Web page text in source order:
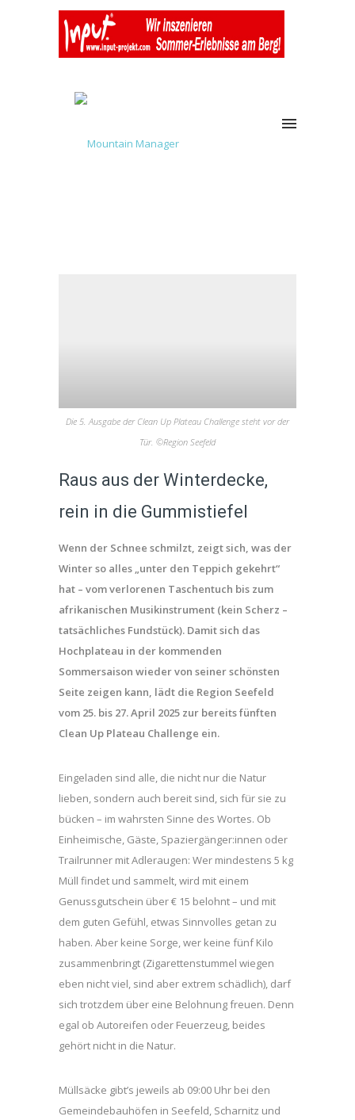
Die 5. Ausgabe der Clean Up Plateau Challenge steht vor der
Tür. ©Region Seefeld
Raus aus der Winterdecke,
rein in die Gummistiefel
Wenn der Schnee schmilzt, zeigt sich, was der
Winter so alles „unter den Teppich gekehrt“
hat – vom verlorenen Taschentuch bis zum
afrikanischen Musikinstrument (kein Scherz –
tatsächliches Fundstück). Damit sich das
Hochplateau in der kommenden
Sommersaison wieder von seiner schönsten
Seite zeigen kann, lädt die Region Seefeld
vom 25. bis 27. April 2025 zur bereits fünften
Clean Up Plateau Challenge ein.
Eingeladen sind alle, die nicht nur die Natur
lieben, sondern auch bereit sind, sich für sie zu
bücken – im wahrsten Sinne des Wortes. Ob
Einheimische, Gäste, Spaziergänger:innen oder
Trailrunner mit Adleraugen: Wer mindestens 5 kg
Müll findet und sammelt, wird mit einem
Genussgutschein über € 15 belohnt – und mit
dem guten Gefühl, etwas Sinnvolles getan zu
haben. Aber keine Sorge, wer keine fünf Kilo
zusammenbringt (Zigarettenstummel wiegen
eben nicht viel, sind aber extrem schädlich), darf
sich trotzdem über eine Belohnung freuen. Denn
egal ob Autoreifen oder Feuerzeug, beides
gehört nicht in die Natur.
Müllsäcke gibt’s jeweils ab 09:00 Uhr bei den
Gemeindebauhöfen in Seefeld, Scharnitz und